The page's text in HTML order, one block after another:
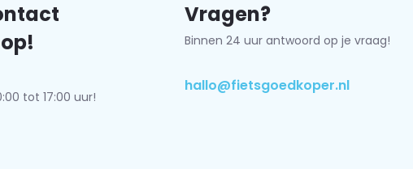
tot 17:00 uur!
Vragen?
Binnen 24 uur antwoord op je vraag!
hallo@fietsgoedkoper.nl